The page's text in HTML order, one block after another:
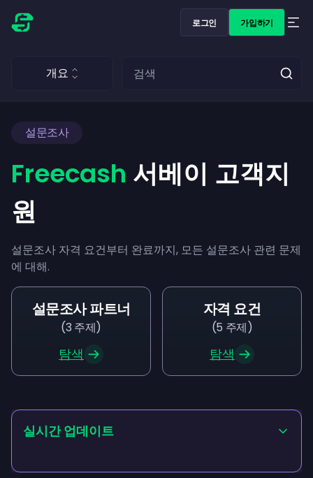
로그인 가입하기
개요
설문조사
Freecash 서베이 고객지
원
설문조사 자격 요건부터 완료까지, 모든 설문조사 관련 문제
에 대해.
설문조사 파트너
(3 주제)
탐색
자격 요건
(5 주제)
탐색
실시간 업데이트